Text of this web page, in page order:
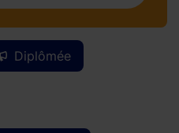
Diplômée